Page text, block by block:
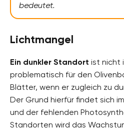
bedeutet.
Lichtmangel
Ein dunkler Standort ist nicht
problematisch für den
Blätter, wenn er zugleich zu
Der Grund hierfür findet sich
und der fehlenden
Standorten wird das